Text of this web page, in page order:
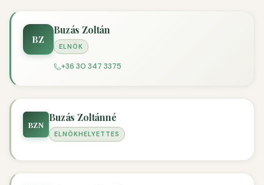
BZ
Buzás Zoltán
ELNÖK
+36 30 347 3375
BZN
Buzás Zoltánné
ELNÖKHELYETTES